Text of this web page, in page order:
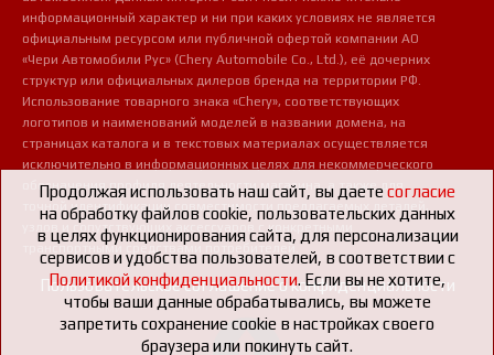
информационный характер и ни при каких условиях не является
официальным ресурсом или публичной офертой компании АО
«Чери Автомобили Рус» (Chery Automobile Co., Ltd.), её дочерних
структур или официальных дилеров бренда на территории РФ.
Использование товарного знака «Chery», соответствующих
логотипов и наименований моделей в названии домена, на
страницах каталога и в текстовых материалах осуществляется
исключительно в информационных целях для некоммерческого
обозначения профиля деятельности магазина, а также для
точной идентификации совместимости предлагаемых деталей,
узлов и сопутствующих аксессуаров с конкретными
транспортными средствами потребителей.
Пользовательское соглашение о конфиденциальности
Продолжая использовать наш сайт, вы даетесогласие
на обработку файлов cookie, пользовательских данных
в целях функционирования сайта, для персонализации
сервисов и удобства пользователей, в соответствии с
Политикой конфиденциальности. Если вы не хотите,
чтобы ваши данные обрабатывались, вы можете
запретить сохранение cookie в настройках своего
браузера или покинуть сайт.